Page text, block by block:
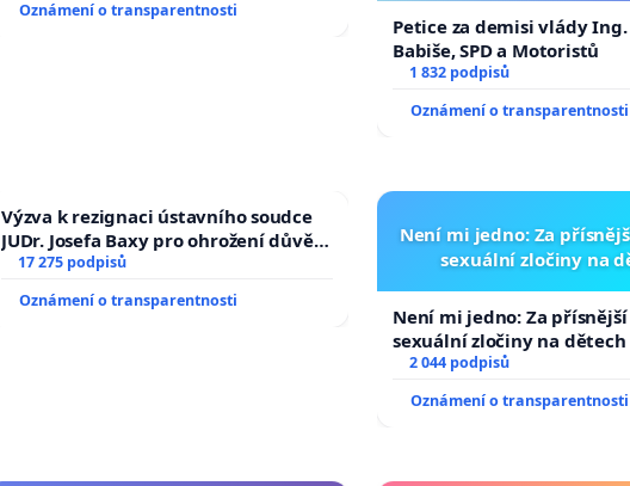
Oznámení o transparentnosti
Petice za demisi vlády
Babiše, SPD a Motoristů
1 832 podpisů
Oznámení o transparentnosti
Výzva k rezignaci ústavního soudce
JUDr. Josefa Baxy pro ohrožení důvěry
ve spravedlivý proces
17 275 podpisů
Oznámení o transparentnosti
Není mi jedno: Za
sexuální zločiny na
Není mi jedno: Za
sexuální zločiny na dětech
2 044 podpisů
Oznámení o transparentnosti